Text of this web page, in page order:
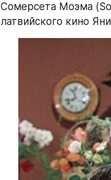
Сомерсета Моэма
латвийского кино